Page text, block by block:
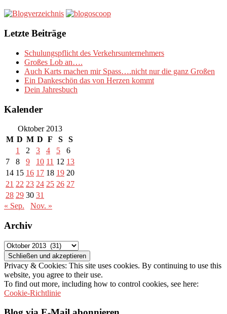
Letzte Beiträge
Schulungspflicht des Verkehrsunternehmers
Großes Lob an….
Auch Karts machen mir Spass….nicht nur die ganz Großen
Ein Dankeschön das von Herzen kommt
Dein Jahresbuch
Kalender
Oktober 2013
M D M D F S
S
1
2 3 4 5
6
7
8 9 10 11 12 13
14 15 16 17 18 19 20
21 22 23 24 25 26 27
28 29 30 31
« Sep.
Nov. »
Archiv
Archiv
Privacy & Cookies: This site uses cookies. By continuing to use this
website, you agree to their use.
To find out more, including how to control cookies, see here:
Cookie-Richtlinie